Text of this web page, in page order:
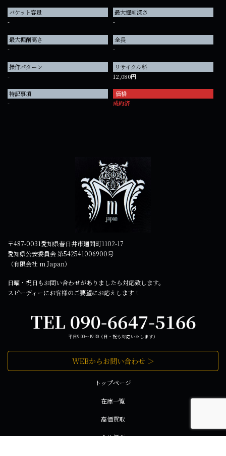
バケット容量
-
最大掘削深さ
-
最大掘削高さ
-
全長
-
操作パターン
-
リサイクル料
12,080円
特記事項
-
価格
成約済
〒487-0031愛知県春日井市廻間町1102-17
愛知県公安委員会 第542541006900号
（有限会社 m Japan）
日曜・祝日もお問い合わせがありましたら対応致します。
スピーディーにお客様のご要望にお応えします！
平日9:00～19:30（日・祝も対応いたします）
WEBからお問い合わせ ＞
トップページ
在庫一覧
高価買取
会社概要